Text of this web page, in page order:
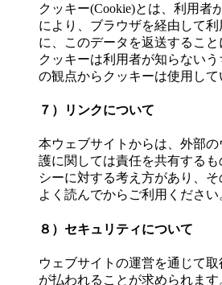
クッキー(Cookie)とは、利用
により、ブラウザを経由して
に、このデータを返送するこ
クッキーは利用者が知らない
の観点からクッキーは使用して
７）リンクについて
本ウェブサイトからは、外部
護に関しては責任を共有する
シーに対する考え方があり、
よく読んでからご利用ください
８）セキュリティについて
ウェブサイトの運営を通じて
が払われることが求められま